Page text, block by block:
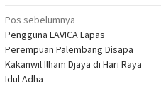
Navigasi
pos
Pos sebelumnya
Pengguna LAVICA Lapas
Perempuan Palembang Disapa
Kakanwil Ilham Djaya di Hari Raya
Idul Adha